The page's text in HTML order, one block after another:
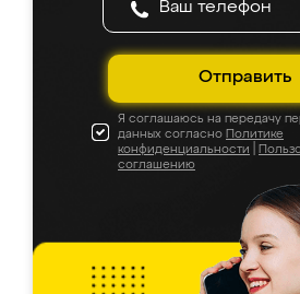
Отправить
Я соглашаюсь на передачу
данных согласно Политике
конфиденциальности
соглашению